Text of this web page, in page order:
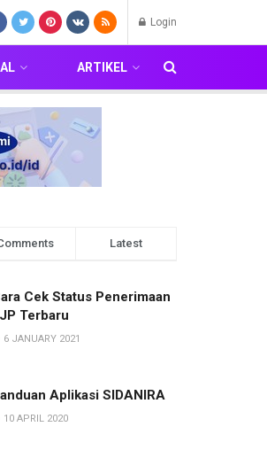
Login
ARTIKEL
Latest
Cek Status Penerimaan
Terbaru
6 JANUARY 2021
Aplikasi SIDANIRA
10 APRIL 2020